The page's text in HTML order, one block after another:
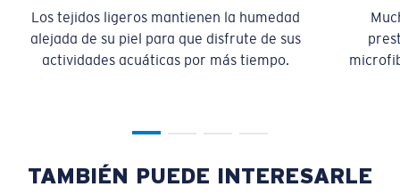
Los tejidos ligeros mantienen la humedad
alejada de su piel para que disfrute de sus
actividades acuáticas por más tiempo.
TAMBIÉN PUEDE INTERESARLE